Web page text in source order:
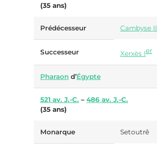
(35 ans)
Prédécesseur Cambyse II
Successeur Xerxès Ier
Pharaon d’Égypte
521 av. J.-C. – 486 av. J.-C.
(35 ans)
Monarque Setoutrê